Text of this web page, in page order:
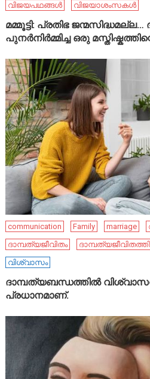
വിജയപഥങ്ങൾ
വിജയാശംസകൾ
മമ്മൂട്ടി: പ്രതിഭ
പുനർനിർമ്മിച്ച ഒരു
communication Family marriage
ദാമ്പത്യജീവിതം
വിശ്വാസം
ദാമ്പത്യബന്ധത്തിൽ
പ്രധാനമാണ്.